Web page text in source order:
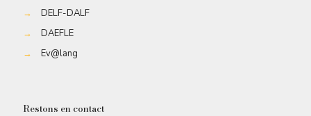
→
DELF-DALF
→
DAEFLE
→
Ev@lang
Restons en contact